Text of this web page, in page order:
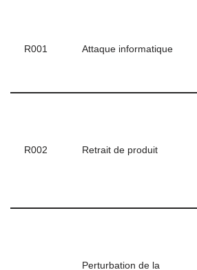
R001 Attaque informatique
R002 Retrait de produit
Perturbation de la